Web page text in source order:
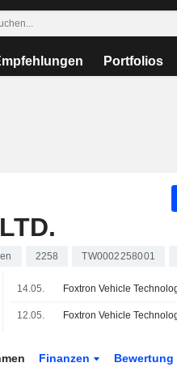
Portfolios
2258 TW0002258001
14.05.
12.05.
Finanzen Bewertung